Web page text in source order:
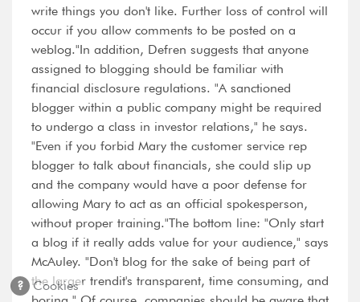
write things you don't like. Further loss of control will
occur if you allow comments to be posted on a
weblog."In addition, Defren suggests that anyone
assigned to blogging should be familiar with
financial disclosure regulations. "A sanctioned
blogger within a public company might be required
to undergo a class in investor relations," he says.
"Even if you forbid Mary the customer service rep
blogger to talk about financials, she could slip up
and the company would have a poor defense for
allowing Mary to act as an official spokesperson,
without proper training."The bottom line: "Only start
a blog if it really adds value for your audience," says
McAuley. "Don't blog for the sake of being part of
the larger trendit's transparent, time consuming, and
? Cookies